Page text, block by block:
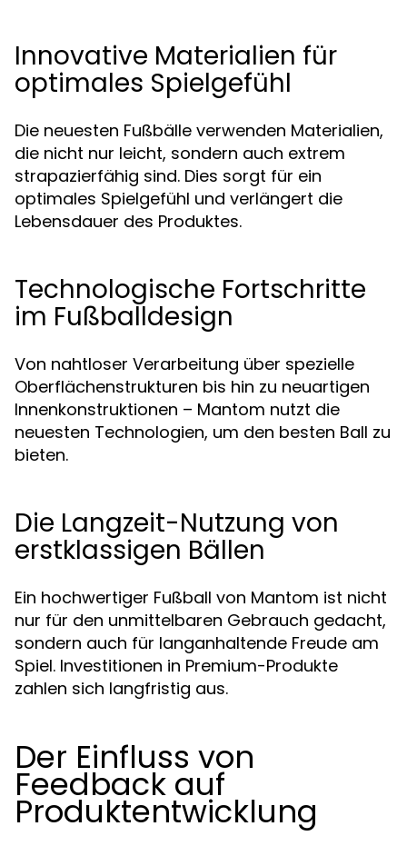
Innovative Materialien für
optimales Spielgefühl
Die neuesten Fußbälle verwenden Materialien,
die nicht nur leicht, sondern auch extrem
strapazierfähig sind. Dies sorgt für ein
optimales Spielgefühl und verlängert die
Lebensdauer des Produktes.
Technologische Fortschritte
im Fußballdesign
Von nahtloser Verarbeitung über spezielle
Oberflächenstrukturen bis hin zu neuartigen
Innenkonstruktionen – Mantom nutzt die
neuesten Technologien, um den besten Ball zu
bieten.
Die Langzeit-Nutzung von
erstklassigen Bällen
Ein hochwertiger Fußball von Mantom ist nicht
nur für den unmittelbaren Gebrauch gedacht,
sondern auch für langanhaltende Freude am
Spiel. Investitionen in Premium-Produkte
zahlen sich langfristig aus.
Der Einfluss von
Feedback auf
Produktentwicklung